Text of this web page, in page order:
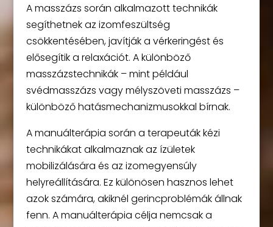
A masszázs során alkalmazott technikák
segíthetnek az izomfeszültség
csökkentésében, javítják a vérkeringést és
elősegítik a relaxációt. A különböző
masszázstechnikák – mint például
svédmasszázs vagy mélyszöveti masszázs –
különböző hatásmechanizmusokkal bírnak.
A manuálterápia során a terapeuták kézi
technikákat alkalmaznak az ízületek
mobilizálására és az izomegyensúly
helyreállítására. Ez különösen hasznos lehet
azok számára, akiknél gerincproblémák állnak
fenn. A manuálterápia célja nemcsak a